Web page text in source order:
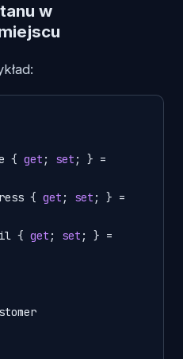
w
{ get ; set
{ get ; set
{ get ; set